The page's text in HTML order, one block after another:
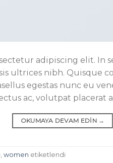
adipiscing elit. In
ultrices nibh. Quisque
egestas nunc eu
ac, volutpat placerat
OKUMAYA DEVAM EDIN →
, women etiketlendi